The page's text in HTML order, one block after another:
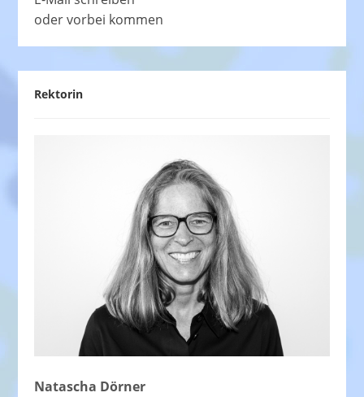
oder vorbei kommen
Rektorin
Natascha Dörner